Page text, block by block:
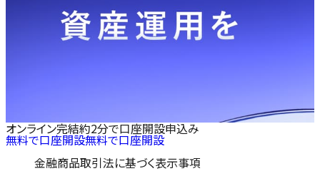
オンライン完結約2分で口座開設申込み
無料で口座開設無料で口座開設
金融商品取引法に基づく表示事項